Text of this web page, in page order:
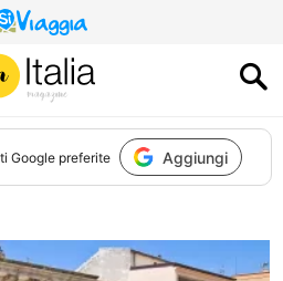
QUESTO
SITO
CONTRIBUISCE
ALL’AUDIENCE
DI
Google preferite Aggiungi